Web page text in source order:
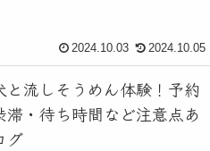
2024.10.03 2024.10.05
と流しそうめん体験！予約
・待ち時間など注意点あ
グ